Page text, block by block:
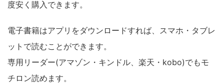
度安く購入できます。
電子書籍はアプリをダウンロードすれば、スマホ・タブレ
ットで読むことができます。
専用リーダー(アマゾン・キンドル、楽天・kobo)でもモ
チロン読めます。